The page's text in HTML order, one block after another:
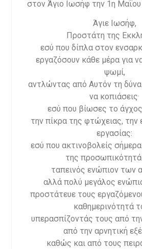
στον Άγιο Ιωσήφ την 1η
Άγιε Ιωσήφ,
Προστάτη της
εσύ που δίπλα στον
εργαζόσουν κάθε μέρα για
ψωμί,
αντλώντας από Αυτόν τη
να κοπιάσεις·
εσύ που βίωσες το
την πίκρα της φτώχειας, την
εργασίας:
εσύ που ακτινοβολείς
της
ταπεινός ενώπιον των
αλλά πολύ μεγάλος
προστάτευε τους
καθημερινότητά
υπερασπίζοντάς τους από
από την αρνητική
καθώς και από τους